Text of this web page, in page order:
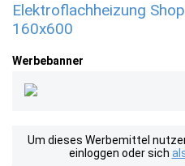
Elektroflachheizung
160x600
Werbebanner
Um dieses Werbemittel
einloggen oder sich